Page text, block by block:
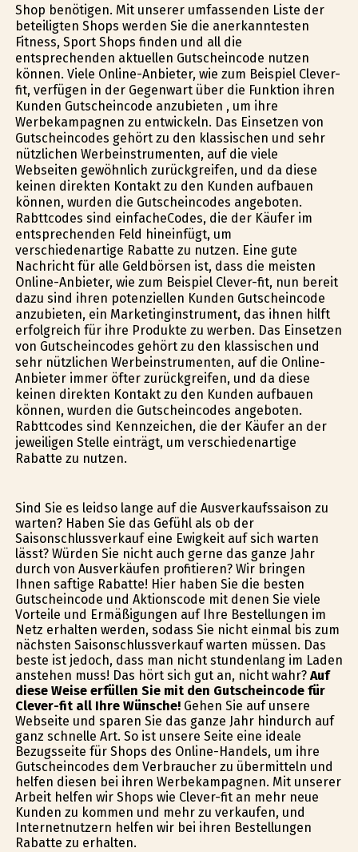
Shop benötigen. Mit unserer umfassenden Liste der
beteiligten Shops werden Sie die anerkanntesten
Fitness, Sport Shops finden und all die
entsprechenden aktuellen Gutscheincode nutzen
können. Viele Online-Anbieter, wie zum Beispiel Clever-
fit, verfügen in der Gegenwart über die Funktion ihren
Kunden Gutscheincode anzubieten , um ihre
Werbekampagnen zu entwickeln. Das Einsetzen von
Gutscheincodes gehört zu den klassischen und sehr
nützlichen Werbeinstrumenten, auf die viele
Webseiten gewöhnlich zurückgreifen, und da diese
keinen direkten Kontakt zu den Kunden aufbauen
können, wurden die Gutscheincodes angeboten.
Rabttcodes sind einfacheCodes, die der Käufer im
entsprechenden Feld hineinfügt, um
verschiedenartige Rabatte zu nutzen. Eine gute
Nachricht für alle Geldbörsen ist, dass die meisten
Online-Anbieter, wie zum Beispiel Clever-fit, nun bereit
dazu sind ihren potenziellen Kunden Gutscheincode
anzubieten, ein Marketinginstrument, das ihnen hilft
erfolgreich für ihre Produkte zu werben. Das Einsetzen
von Gutscheincodes gehört zu den klassischen und
sehr nützlichen Werbeinstrumenten, auf die Online-
Anbieter immer öfter zurückgreifen, und da diese
keinen direkten Kontakt zu den Kunden aufbauen
können, wurden die Gutscheincodes angeboten.
Rabttcodes sind Kennzeichen, die der Käufer an der
jeweiligen Stelle einträgt, um verschiedenartige
Rabatte zu nutzen.
Sind Sie es leidso lange auf die Ausverkaufssaison zu
warten? Haben Sie das Gefühl als ob der
Saisonschlussverkauf eine Ewigkeit auf sich warten
lässt? Würden Sie nicht auch gerne das ganze Jahr
durch von Ausverkäufen profitieren? Wir bringen
Ihnen saftige Rabatte! Hier haben Sie die besten
Gutscheincode und Aktionscode mit denen Sie viele
Vorteile und Ermäßigungen auf Ihre Bestellungen im
Netz erhalten werden, sodass Sie nicht einmal bis zum
nächsten Saisonschlussverkauf warten müssen. Das
beste ist jedoch, dass man nicht stundenlang im Laden
anstehen muss! Das hört sich gut an, nicht wahr? Auf
diese Weise erfüllen Sie mit den Gutscheincode für
Clever-fit all Ihre Wünsche!Gehen Sie auf unsere
Webseite und sparen Sie das ganze Jahr hindurch auf
ganz schnelle Art. So ist unsere Seite eine ideale
Bezugsseite für Shops des Online-Handels, um ihre
Gutscheincodes dem Verbraucher zu übermitteln und
helfen diesen bei ihren Werbekampagnen. Mit unserer
Arbeit helfen wir Shops wie Clever-fit an mehr neue
Kunden zu kommen und mehr zu verkaufen, und
Internetnutzern helfen wir bei ihren Bestellungen
Rabatte zu erhalten.